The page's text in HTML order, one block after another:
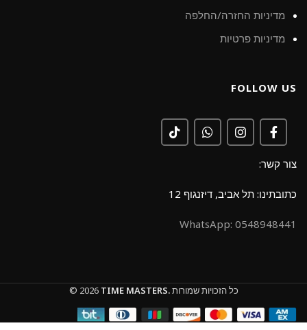
מדיניות החזרה/החלפה
מדיניות פרטיות
FOLLOW US
צור קשר:
כתובתינו: תל אביב, דיזנגוף 12
0548948441 :WhatsApp
© 2026 TIME MASTERS.כל הזכויות שמורות